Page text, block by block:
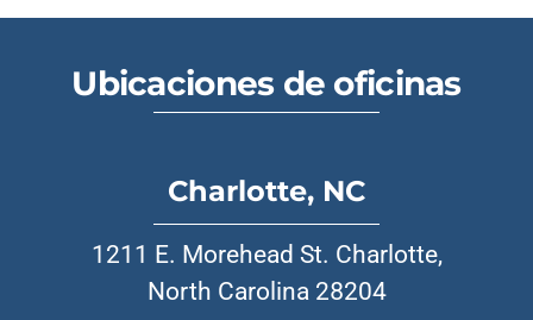
Ubicaciones de oficinas
Charlotte, NC
1211 E. Morehead St. Charlotte,
North Carolina 28204